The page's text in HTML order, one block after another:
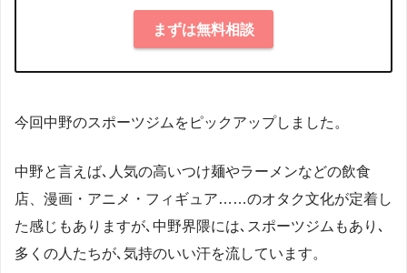
まずは無料相談
今回中野のスポーツジムをピックアップしました。
中野と言えば､人気の高いつけ麺やラーメンなどの飲食
店、漫画・アニメ・フィギュア……のオタク文化が定着し
た感じもありますが､中野界隈には､スポーツジムもあり､
多くの人たちが､気持のいい汗を流しています。